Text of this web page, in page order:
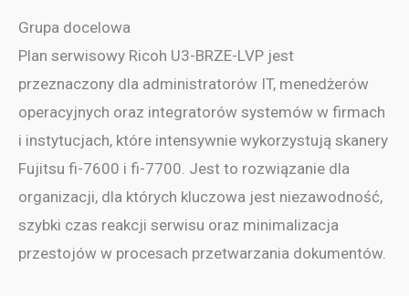
Grupa docelowa
Plan serwisowy Ricoh U3-BRZE-LVP jest
przeznaczony dla administratorów IT, menedżerów
operacyjnych oraz integratorów systemów w firmach
i instytucjach, które intensywnie wykorzystują skanery
Fujitsu fi-7600 i fi-7700. Jest to rozwiązanie dla
organizacji, dla których kluczowa jest niezawodność,
szybki czas reakcji serwisu oraz minimalizacja
przestojów w procesach przetwarzania dokumentów.